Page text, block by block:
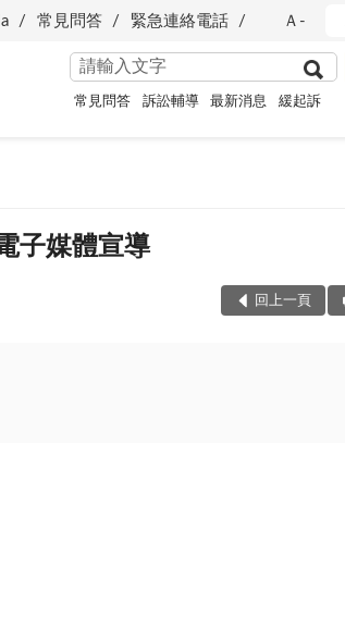
常見問答 緊急連絡電話 Ａ-
常見問答 訴訟輔導 最新消息 緩起訴
子媒體宣導
回上一頁